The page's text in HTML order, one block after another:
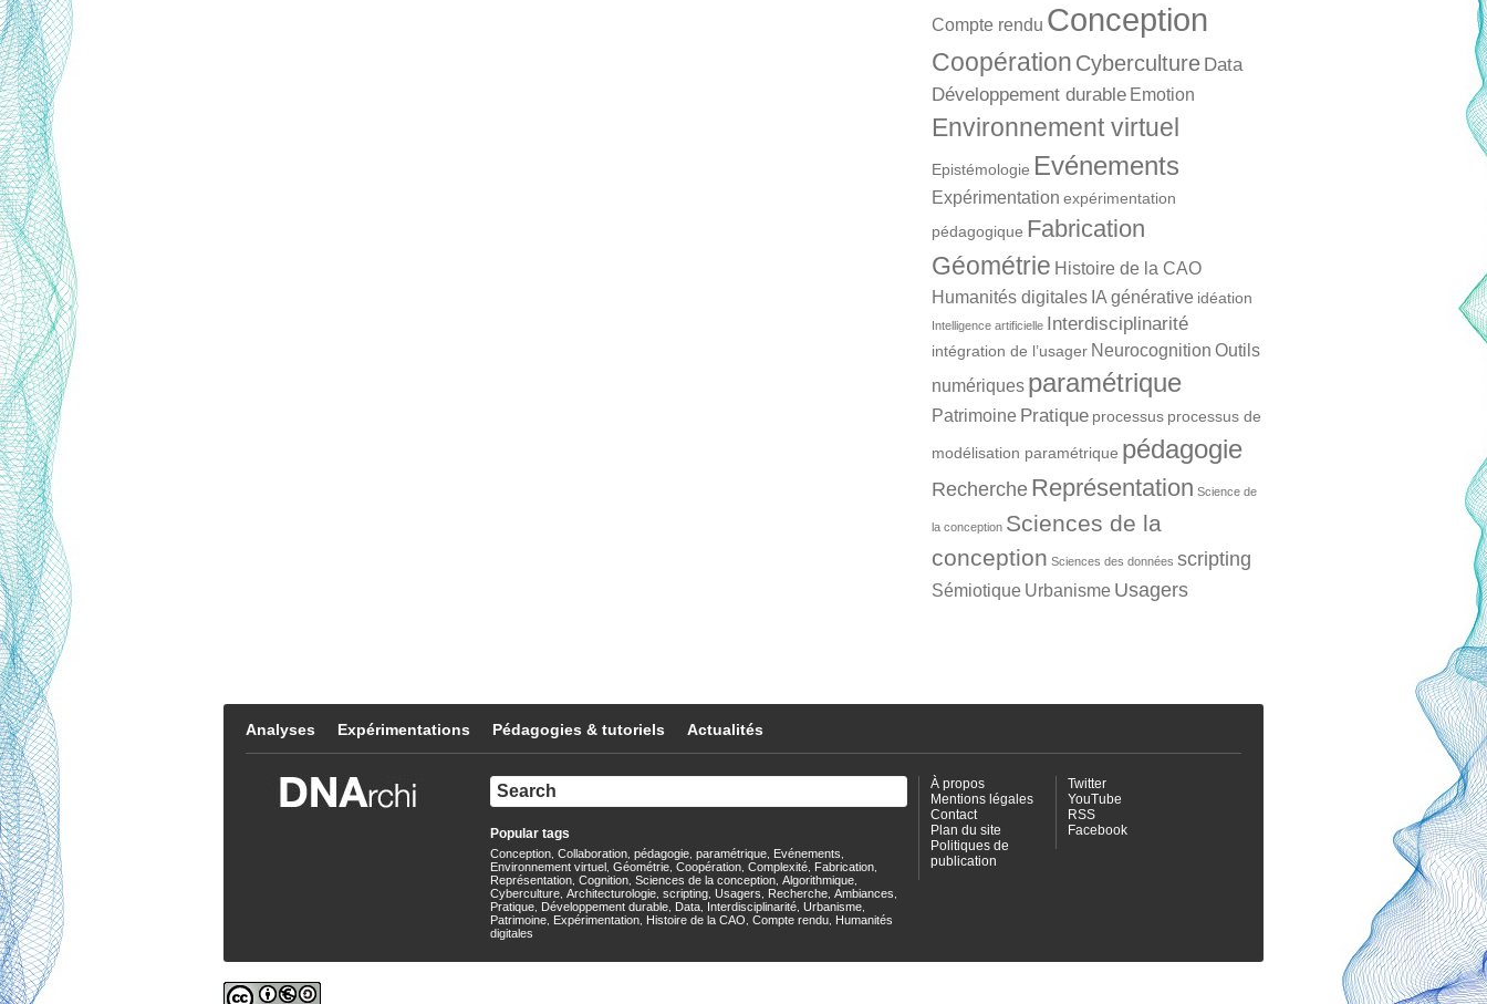
Compte rendu Conception
Coopération Cyberculture Data
Développement durable Emotion
Environnement virtuel
Epistémologie Evénements
Expérimentation expérimentation
pédagogique Fabrication
Géométrie Histoire de la CAO
Humanités digitales IA générative idéation
Intelligence artificielle Interdisciplinarité
intégration de l’usager Neurocognition Outils
numériques paramétrique
Patrimoine Pratique processus processus de
modélisation paramétrique pédagogie
RechercheReprésentation Science de
la conception Sciences de la
conception Sciences des données scripting
Sémiotique Urbanisme Usagers
Analyses Expérimentations Pédagogies & tutoriels Actualités
Popular tags
Conception Collaboration pédagogie paramétrique Evénements
Environnement virtuel Géométrie Coopération Complexité Fabrication
Représentation Cognition Sciences de la conception Algorithmique
Cyberculture Architecturologie scripting Usagers Recherche Ambiances
Pratique Développement durable Data Interdisciplinarité Urbanisme
Patrimoine Expérimentation Histoire de la CAO Compte rendu Humanités
digitales
À propos
Mentions légales
Contact
Plan du site
Politiques de
publication
Twitter
YouTube
RSS
Facebook